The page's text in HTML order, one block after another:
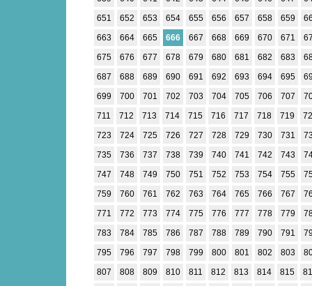
651
652 653 654 655 656 657 658 659
663
664 665 666 667 668 669 670 671
675
676 677 678 679 680 681 682 683
687
688 689 690 691 692 693 694 695
699
700 701 702 703 704 705 706 707
711
712 713 714 715 716 717 718 719
723
724 725 726 727 728 729 730 731
735
736 737 738 739 740 741 742 743
747
748 749 750 751 752 753 754 755
759
760 761 762 763 764 765 766 767
771
772 773 774 775 776 777 778 779
783
784 785 786 787 788 789 790 791
795
796 797 798 799 800 801 802 803
807
808 809 810 811 812 813 814 815